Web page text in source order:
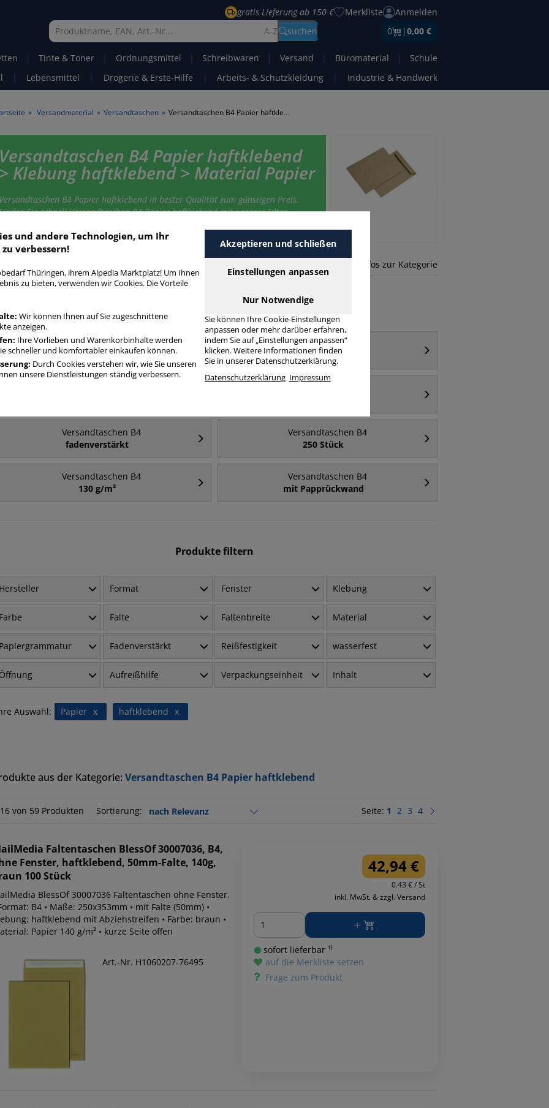
gratis Lieferung ab 150 € Merkliste
Anmelden
A-Z
suchen 0 |0,00 €
| Tinte & Toner | Ordnungsmittel | Schreibwaren | Versand | Büromaterial |
Schule
| Lebensmittel | Drogerie & Erste-Hilfe | Arbeits- & Schutzkleidung | Industrie & Handwerk
» Versandmaterial » Versandtaschen » Versandtaschen B4 Papier haftklebend
Versandtaschen B4 Papier haftklebend
> Klebung haftklebend > Material Papier
Versandtaschen B4 Papier haftklebend in bester Qualität zum günstigen Preis.
Sie schnell Versandtaschen B4 Papier haftklebend mit unserer Filter-
mehr Infos zur Kategorie
Versandtaschen B4
B4
Versandtaschen B4
mit Fenster
Versandtaschen B4
fadenverstärkt
Versandtaschen B4
250 Stück
Versandtaschen B4
130 g/m²
Versandtaschen B4
mit Papprückwand
Produkte filtern
Hersteller Format Fenster Klebung
Farbe Falte Faltenbreite Material
Papiergrammatur Fadenverstärkt Reißfestigkeit wasserfest
Öffnung Aufreißhilfe Verpackungseinheit Inhalt
Auswahl: x
Papier x
haftklebend
aus der Kategorie: Versandtaschen B4 Papier haftklebend
von 59 Produkten Sortierung: Seite: 1 2 3 4
Faltentaschen BlessOf 30007036, B4,
Fenster, haftklebend, 50mm-Falte, 140g,
100 Stück
BlessOf 30007036 Faltentaschen ohne Fenster.
B4 • Maße: 250x353mm • mit Falte (50mm) •
haftklebend mit Abziehstreifen • Farbe: braun •
Papier 140 g/m² • kurze Seite offen
Art.-Nr. H1060207-76495
42,94 €
0.43 € / St
inkl. MwSt. & zzgl. Versand
Menge
sofort lieferbar ¹⁾
auf die Merkliste setzen
Frage zum Produkt
und andere Technologien, um Ihr
verbessern!
Thüringen, ihrem Alpedia Marktplatz! Um Ihnen
zu bieten, verwenden wir Cookies. Die Vorteile
Wir können Ihnen auf Sie zugeschnittene
anzeigen.
Ihre Vorlieben und Warenkorbinhalte werden
schneller und komfortabler einkaufen können.
Durch Cookies verstehen wir, wie Sie unseren
unsere Dienstleistungen ständig verbessern.
Akzeptieren und schließen
Einstellungen anpassen
Nur Notwendige
Sie können Ihre Cookie-Einstellungen
anpassen oder mehr darüber erfahren,
indem Sie auf „Einstellungen anpassen“
klicken. Weitere Informationen finden
Sie in unserer Datenschutzerklärung.
Datenschutzerklärung Impressum